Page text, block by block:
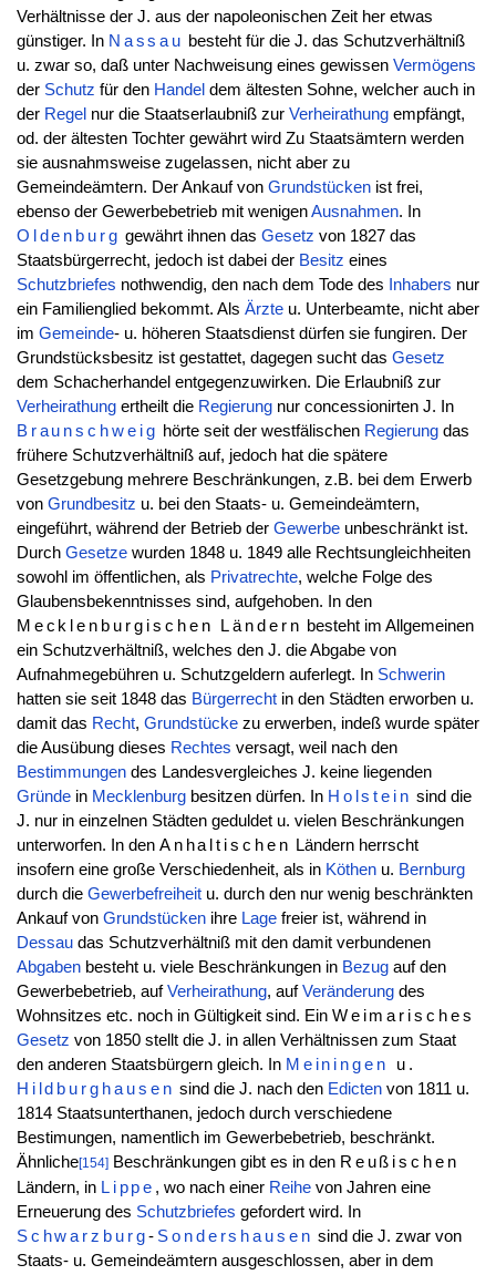
Verhältnisse der J. aus der napoleonischen Zeit her etwas
günstiger. In Nassau besteht für die J. das Schutzverhältniß
u. zwar so, daß unter Nachweisung eines gewissen Vermögens
der Schutz für den Handel dem ältesten Sohne, welcher auch in
der Regel nur die Staatserlaubniß zur Verheirathungempfängt,
od. der ältesten Tochter gewährt wird Zu Staatsämtern werden
sie ausnahmsweise zugelassen, nicht aber zu
Gemeindeämtern. Der Ankauf von Grundstückenist frei,
ebenso der Gewerbebetrieb mit wenigenAusnahmen. In
Oldenburg gewährt ihnen dasGesetz von 1827 das
Staatsbürgerrecht, jedoch ist dabei der Besitz eines
Schutzbriefes nothwendig, den nach dem Tode des Inhabers nur
ein Familienglied bekommt. Als Ärzteu. Unterbeamte, nicht aber
im Gemeinde- u. höheren Staatsdienst dürfen sie fungiren. Der
Grundstücksbesitz ist gestattet, dagegen sucht das Gesetz
dem Schacherhandel entgegenzuwirken. Die Erlaubniß zur
Verheirathungertheilt die Regierungnur concessionirten J. In
Braunschweig hörte seit der westfälischen Regierungdas
frühere Schutzverhältniß auf, jedoch hat die spätere
Gesetzgebung mehrere Beschränkungen, z.B. bei dem Erwerb
von Grundbesitz u. bei den Staats- u. Gemeindeämtern,
eingeführt, während der Betrieb der Gewerbeunbeschränkt ist.
Durch Gesetzewurden 1848 u. 1849 alle Rechtsungleichheiten
sowohl im öffentlichen, als Privatrechte, welche Folge des
Glaubensbekenntnisses sind, aufgehoben. In den
Mecklenburgischen Ländern besteht im Allgemeinen
ein Schutzverhältniß, welches den J. die Abgabe von
Aufnahmegebühren u. Schutzgeldern auferlegt. In Schwerin
hatten sie seit 1848 das Bürgerrechtin den Städten erworben u.
damit das Recht, Grundstückezu erwerben, indeß wurde später
die Ausübung dieses Rechtes versagt, weil nach den
Bestimmungendes Landesvergleiches J. keine liegenden
Gründein Mecklenburgbesitzen dürfen. In Holstein sind die
J. nur in einzelnen Städten geduldet u. vielen Beschränkungen
unterworfen. In den Anhaltischen Ländern herrscht
insofern eine große Verschiedenheit, als in Köthenu. Bernburg
durch die Gewerbefreiheitu. durch den nur wenig beschränkten
Ankauf von Grundstückenihre Lagefreier ist, während in
Dessaudas Schutzverhältniß mit den damit verbundenen
Abgabenbesteht u. viele Beschränkungen in Bezugauf den
Gewerbebetrieb, aufVerheirathung, aufVeränderungdes
Wohnsitzes etc. noch in Gültigkeit sind. Ein Weimarisches
Gesetz von 1850 stellt die J. in allen Verhältnissen zum Staat
den anderen Staatsbürgern gleich. In Meiningen
u.
Hildburghausen sind die J. nach den Edictenvon 1811 u.
1814 Staatsunterthanen, jedoch durch verschiedene
Bestimungen, namentlich im Gewerbebetrieb, beschränkt.
Ähnliche[154]Beschränkungen gibt es in den Reußischen
Ländern, in Lippe , wo nach einer Reihe von Jahren eine
Erneuerung des Schutzbriefes gefordert wird. In
Schwarzburg- Sondershausen sind die J. zwar von
Staats- u. Gemeindeämtern ausgeschlossen, aber in dem